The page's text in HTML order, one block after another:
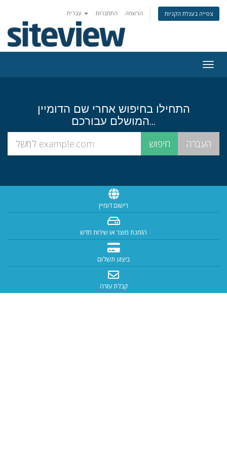
התחברות הרשמה צפייה בעגלת הקניות
התחילו בחיפוש אחרי שם הדומיין
המושלם עבורכם...
רישום דומיין
הזמנת מוצר או שירות חדש
ביצוע תשלום
קבלת עזרה